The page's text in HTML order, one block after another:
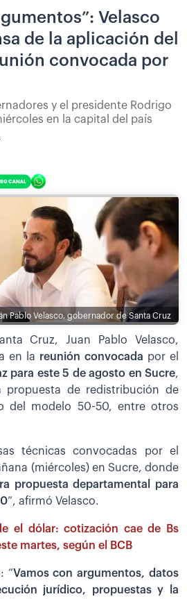
Velasco
de la aplicación del
convocada por
y el presidente Rodrigo
en la capital del país
Pablo Velasco, gobernador de Santa Cruz
Cruz, Juan Pablo Velasco,
en la reunión convocada por el
para este 5 de agosto en Sucre,
propuesta de redistribución de
del modelo 50-50, entre otros
técnicas convocadas por el
(miércoles) en Sucre, donde
propuesta departamental para
”, afirmó Velasco.
el dólar: cotización cae de Bs
martes, según el BCB
“Vamos con argumentos, datos
jurídico, propuestas y la